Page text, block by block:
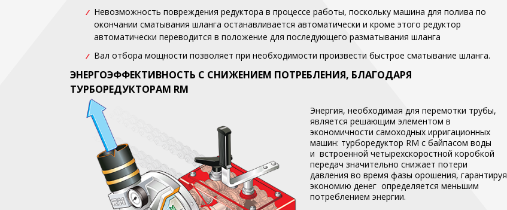
Невозможность повреждения редуктора в процессе работы, поскольку машина для полива по
окончании сматывания шланга останавливается автоматически и кроме этого редуктор
автоматически переводится в положение для последующего разматывания шланга
Вал отбора мощности позволяет при необходимости произвести быстрое сматывание шланга.
ЭНЕРГОЭФФЕКТИВНОСТЬ С СНИЖЕНИЕМ ПОТРЕБЛЕНИЯ, БЛАГОДАРЯ
ТУРБОРЕДУКТОРАМ RM
Энергия, необходимая для перемотки трубы,
является решающим элементом в
экономичности самоходных ирригационных
машин: турборедуктор RM с байпасом воды
и встроенной четырехскоростной коробкой
передач значительно снижает потери
давления во время фазы орошения, гарантируя
экономию денег определяется меньшим
потреблением энергии.